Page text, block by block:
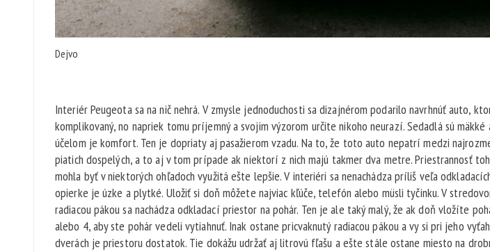
Dejvo
Interiér Peugeota sa na nič nehrá. V zmysle jednoduchosti sa dizajnérom podarilo navrhnúť auto,
komplikovaný, no napriek tomu príjemný a svojim výzorom určite nikoho neurazí. Sedadlá sú
účelom je komfort. Ten je dopriaty aj pasažierom vzadu. Na to, že toto auto nepatrí medzi
piatich dospelých, a to aj v tom prípade ak niektorí z nich majú takmer dva metre. Priestrannosť
mohla byť v niektorých ohľadoch využitá ešte lepšie. V interiéri sa nenachádza príliš veľa
opierke je úzke a plytké. Uložiť si doň môžete najviac kľúče, telefón alebo müsli tyčinku. V
radiacou pákou sa nachádza odkladací priestor na pohár. Ten je ale taký malý, že ak doň vložíte
alebo 4, aby ste pohár vedeli vytiahnuť. Inak ostane pricvaknutý radiacou pákou a vy si pri jeho
dverách je priestoru dostatok. Tie dokážu udržať aj litrovú fľašu a ešte stále ostane miesto na